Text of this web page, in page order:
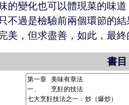
的變化也可以體現菜的味
不過是檢驗前兩個環節的
美，但求盡善，如此，最終
書目